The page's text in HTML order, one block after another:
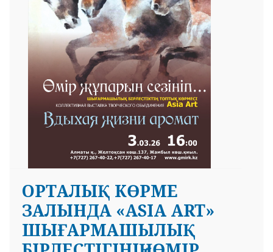
ОРТАЛЫҚ КӨРМЕ
ЗАЛЫНДА «ASIA ART»
ШЫҒАРМАШЫЛЫҚ